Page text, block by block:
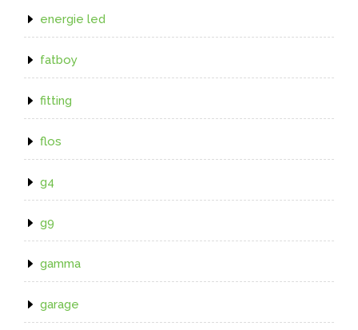
energie led
fatboy
fitting
flos
g4
g9
gamma
garage